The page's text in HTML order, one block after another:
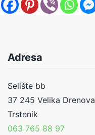
Adresa
Selište bb
37 245 Velika Drenova
Trstenik
063 765 88 97